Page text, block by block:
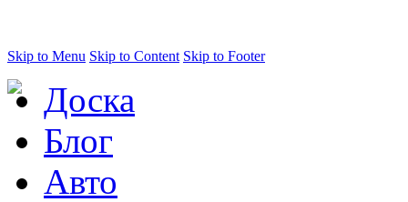
Skip to Menu Skip to Content Skip to Footer
Доска
Блог
Авто